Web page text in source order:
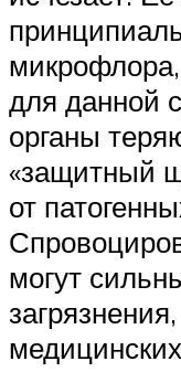
для данной
органы
«защитный
от
могут